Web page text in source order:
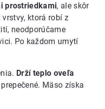
prostriedkami, ale skôr
ktorá robí z
neodporúčame
Po každom umytí
Drží teplo oveľa
Mäso získa